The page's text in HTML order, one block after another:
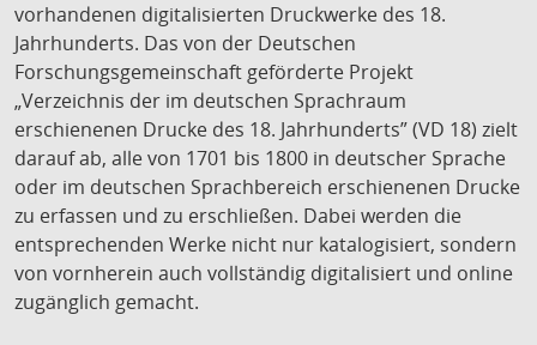
vorhandenen digitalisierten Druckwerke des 18.
Jahrhunderts. Das von der Deutschen
Forschungsgemeinschaft geförderte Projekt
„Verzeichnis der im deutschen Sprachraum
erschienenen Drucke des 18. Jahrhunderts” (VD 18) zielt
darauf ab, alle von 1701 bis 1800 in deutscher Sprache
oder im deutschen Sprachbereich erschienenen Drucke
zu erfassen und zu erschließen. Dabei werden die
entsprechenden Werke nicht nur katalogisiert, sondern
von vornherein auch vollständig digitalisiert und online
zugänglich gemacht.